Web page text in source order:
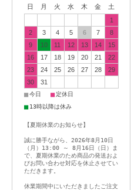
日 月 火 水 木 金
土
1
2
3 4 5 6 7
8
9
10 11 12 13 14
15
16
17 18 19 20 21
22
23
24 25 26 27 28
29
30
31
■今日 ■定休日
■ 13時以降は休み
【夏期休業のお知らせ】
誠に勝手ながら、2026年8月10日
（月）13:00 ～ 8月16日（日）ま
で、夏期休業のため商品の発送およ
びお問い合わせ対応を休止させてい
ただきます。
休業期間中にいただきましたご注文